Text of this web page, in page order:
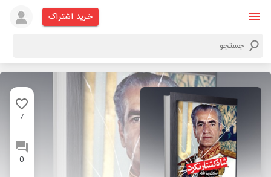
خرید اشتراک
7
0